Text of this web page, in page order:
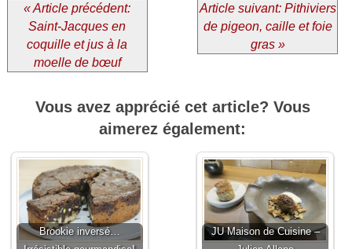
« Article précédent:
Saint-Jacques en
coquille et jus à la
moelle de bœuf
Article suivant: Pithiviers
de pigeon, caille et foie
gras »
Vous avez apprécié cet article? Vous
aimerez également:
Brookie inversé…
JU Maison de Cuisine –